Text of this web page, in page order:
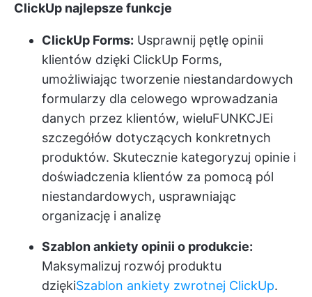
ClickUp najlepsze funkcje
ClickUp Forms: Usprawnij pętlę opinii
klientów dzięki ClickUp Forms,
umożliwiając tworzenie niestandardowych
formularzy dla celowego wprowadzania
danych przez klientów, wieluFUNKCJEi
szczegółów dotyczących konkretnych
produktów. Skutecznie kategoryzuj opinie i
doświadczenia klientów za pomocą pól
niestandardowych, usprawniając
organizację i analizę
Szablon ankiety opinii o produkcie:
Maksymalizuj rozwój produktu
dziękiSzablon ankiety zwrotnej ClickUp.